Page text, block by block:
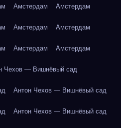
Амстердам Амстердам
Амстердам Амстердам
Амстердам Амстердам
Чехов — Вишнёвый сад
Антон Чехов — Вишнёвый сад
Антон Чехов — Вишнёвый сад